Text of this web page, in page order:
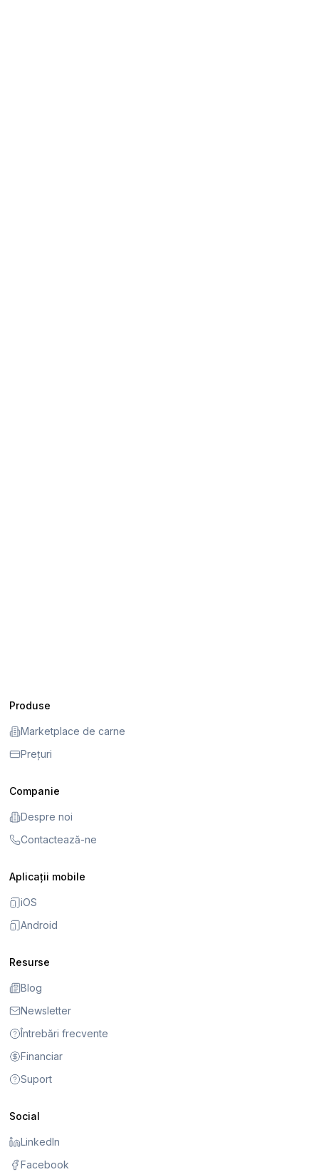
Produse
Marketplace de carne
Prețuri
Companie
Despre noi
Contactează-ne
Aplicații mobile
iOS
Android
Resurse
Blog
Newsletter
Întrebări frecvente
Financiar
Suport
Social
LinkedIn
Facebook